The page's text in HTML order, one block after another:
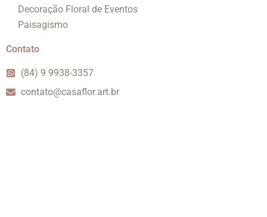
Decoração Floral de Eventos
Paisagismo
Contato
(84) 9 9938-3357
contato@casaflor.art.br